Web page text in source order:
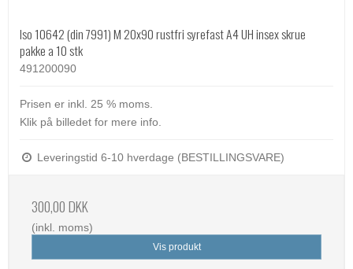
Iso 10642 (din 7991) M 20x90 rustfri syrefast A4 UH insex skrue
pakke a 10 stk
491200090
Prisen er inkl. 25 % moms.
Klik på billedet for mere info.
Leveringstid 6-10 hverdage (BESTILLINGSVARE)
300,00 DKK
(inkl. moms)
Vis produkt